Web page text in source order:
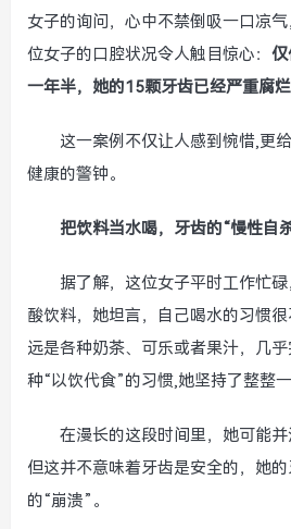
女子的询问，心中不禁倒吸一口凉
位女子的口腔状况令人触目惊心： 仅
一年半，她的15颗牙齿已经严重腐烂
这一案例不仅让人感到惋惜,更
健康的警钟。
把饮料当水喝，牙齿的“慢性自
据了解，这位女子平时工作忙
酸饮料，她坦言，自己喝水的习惯
远是各种奶茶、可乐或者果汁，几
种“以饮代食”的习惯,她坚持了整整一
在漫长的这段时间里，她可能并
但这并不意味着牙齿是安全的，她
的“崩溃”。